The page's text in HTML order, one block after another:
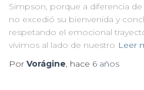
Simpson, porque a diferencia de
no excedió su bienvenida y
respetando el emocional
vivimos al lado de nuestro Leer
Por Vorágine , hace 6 años